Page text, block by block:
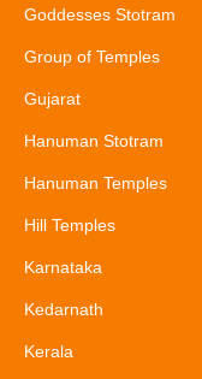
Goddesses Stotram
Group of Temples
Gujarat
Hanuman Stotram
Hanuman Temples
Hill Temples
Karnataka
Kedarnath
Kerala